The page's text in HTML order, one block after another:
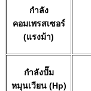
กำลัง
คอมเพรสเซอร์
(แรงม้า)
กำลังปั๊ม
หมุนเวียน (Hp)